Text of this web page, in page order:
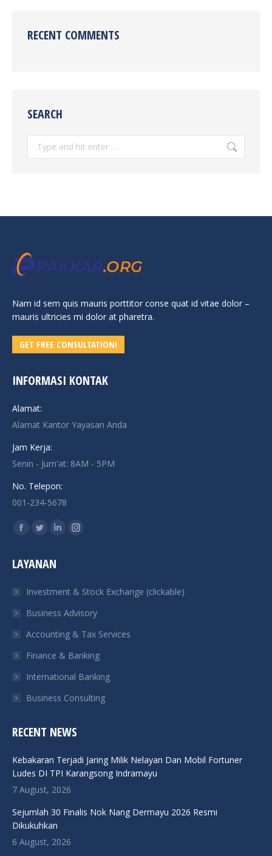
RECENT COMMENTS
SEARCH
Nam id sem quis mauris porttitor conse quat id vitae dolor –
mauris ultricies mi dolor at pharetra.
GET FREE CONSULTATION!
INFORMASI KONTAK
Alamat:
Alamat Kantor Yayasan Anda
Jam Kerja:
Senin - Jum'at: 8AM - 5PM
No. Telepon:
001-234-5678
Find us on:
Facebook
opens
new
window
Twitter
opens
new
window
Linkedin
new
window
Instagram
new
window
LAYANAN
Investment & Stock Exchange (clickable)
Business Advisory
Accounting & Tax Services
Finance & Banking
International Banking
Business Consulting
RECENT NEWS
Kebakaran Terjadi Jaring Milik Nelayan Dan Mobil Fortuner
Ludes DI TPI Karangsong Indramayu
7 August, 2026
Sejumlah 30 Finalis Nok Nang Dermayu 2026 Resmi
Dikukuhkan
6 August, 2026